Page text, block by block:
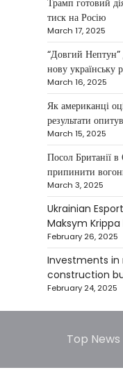
tells
США
Трамп готовий
тиск на Росію
March 17, 2025
“Довгий Нептун”
нову українську
March 16, 2025
Як американці
результати
March 15, 2025
Посол Британії
припинити
March 3, 2025
Ukrainian
Maksym
February 26, 2025
Investments in
construction
February 24, 2025
Top News